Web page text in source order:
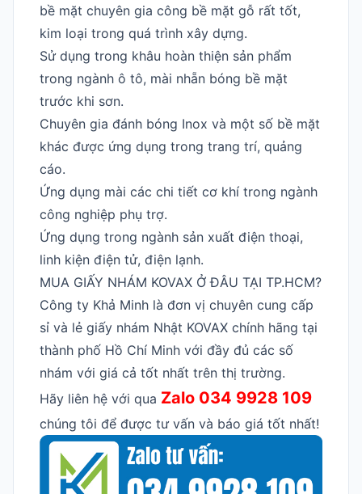
bề mặt chuyên gia công bề mặt gỗ rất tốt,
kim loại trong quá trình xây dựng.
Sử dụng trong khâu hoàn thiện sản phẩm
trong ngành ô tô, mài nhẵn bóng bề mặt
trước khi sơn.
Chuyên gia đánh bóng Inox và một số bề mặt
khác được ứng dụng trong trang trí, quảng
cáo.
Ứng dụng mài các chi tiết cơ khí trong ngành
công nghiệp phụ trợ.
Ứng dụng trong ngành sản xuất điện thoại,
linh kiện điện tử, điện lạnh.
MUA GIẤY NHÁM KOVAX Ở ĐÂU TẠI TP.HCM?
Công ty Khả Minh là đơn vị chuyên cung cấp
sỉ và lẻ giấy nhám Nhật KOVAX chính hãng tại
thành phố Hồ Chí Minh với đầy đủ các số
nhám với giá cả tốt nhất trên thị trường.
Hãy liên hệ với qua Zalo 034 9928 109
chúng tôi để được tư vấn và báo giá tốt nhất!